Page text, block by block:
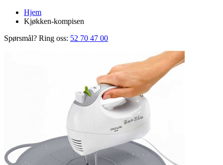
Hjem
Kjøkken-kompisen
Spørsmål? Ring oss: 52 70 47 00